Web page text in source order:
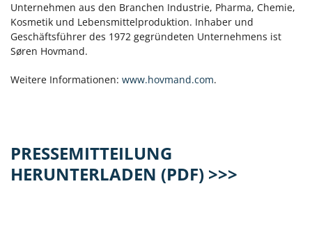
Unternehmen aus den Branchen Industrie, Pharma, Chemie,
Kosmetik und Lebensmittelproduktion. Inhaber und
Geschäftsführer des 1972 gegründeten Unternehmens ist
Søren Hovmand.
Weitere Informationen: www.hovmand.com.
PRESSEMITTEILUNG
HERUNTERLADEN (PDF) >>>